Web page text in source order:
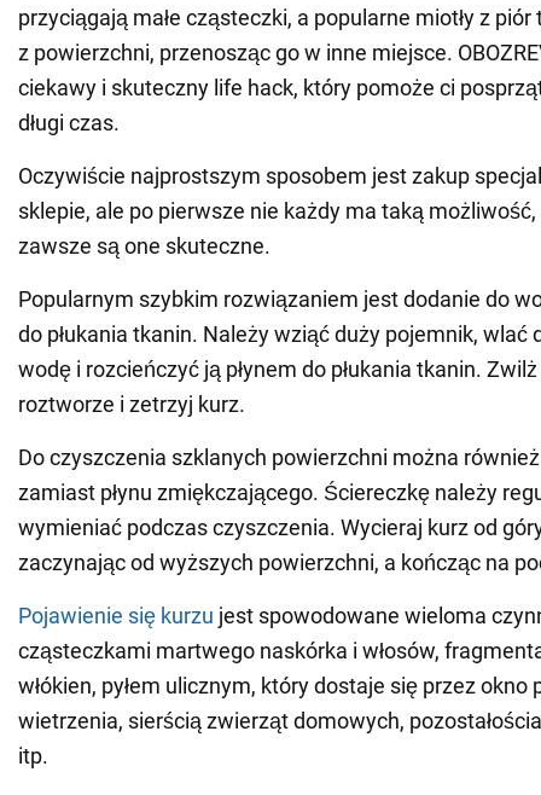
przyciągają małe cząsteczki, a popularne miotły z
z powierzchni, przenosząc go w inne miejsce.
ciekawy i skuteczny life hack, który pomoże ci
długi czas.
Oczywiście najprostszym sposobem jest zakup
sklepie, ale po pierwsze nie każdy ma taką
zawsze są one skuteczne.
Popularnym szybkim rozwiązaniem jest dodanie do
do płukania tkanin. Należy wziąć duży pojemnik, wlać
wodę i rozcieńczyć ją płynem do płukania tkanin.
roztworze i zetrzyj kurz.
Do czyszczenia szklanych powierzchni można
zamiast płynu zmiękczającego. Ściereczkę należy
wymieniać podczas czyszczenia. Wycieraj kurz od
zaczynając od wyższych powierzchni, a kończąc na
Pojawienie się kurzu jest spowodowane wieloma
cząsteczkami martwego naskórka i włosów,
włókien, pyłem ulicznym, który dostaje się przez okno
wietrzenia, sierścią zwierząt domowych,
itp.